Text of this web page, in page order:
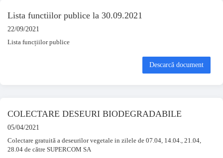
Lista functiilor publice la 30.09.2021
22/09/2021
Lista funcțiilor publice
Descarcă document
COLECTARE DESEURI BIODEGRADABILE
05/04/2021
Colectare gratuită a deseurilor vegetale in zilele de 07.04, 14.04., 21.04,
28.04 de către SUPERCOM SA